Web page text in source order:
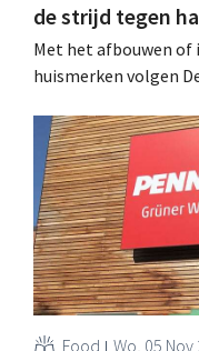
de strijd tegen
Met het afbouwen of
huismerken volgen
jammerlijk gefaald
Aldi en Lidl. .
Food Wo, 05 Nov